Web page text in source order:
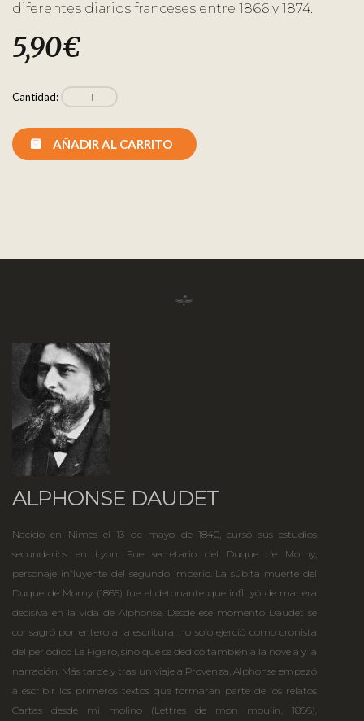
diferentes diarios franceses entre 1866 y 1874.
5,90€
Cantidad:
AÑADIR AL CARRITO
ALPHONSE DAUDET
Nacido en Nimes el 13 de mayo de 1840, cursó sus estudios
secundarios en Lyon. Fue secretario del Duque de Morny,
personaje influyente del segundo Imperio. La súbita muerte del
Duque de Morny (1865) fue el detonante que influyó de manera
decisiva en la vida de Alphonse. Desde ese momento Daudet se
consagró por entero a la escritura; no solo ejerció como cronista
del periódico Le Figaro, sino que se dedicó también a la novela y la
narración. Más tarde y tras un viaje a Provenza, Alphonse empezó
a escribir los primeros textos que formarán parte de los relatos
Cartas desde mi molino (Lettres de mon moulin, 1866),